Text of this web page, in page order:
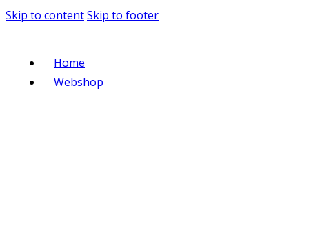
Skip to contentSkip to footer
Home
Webshop